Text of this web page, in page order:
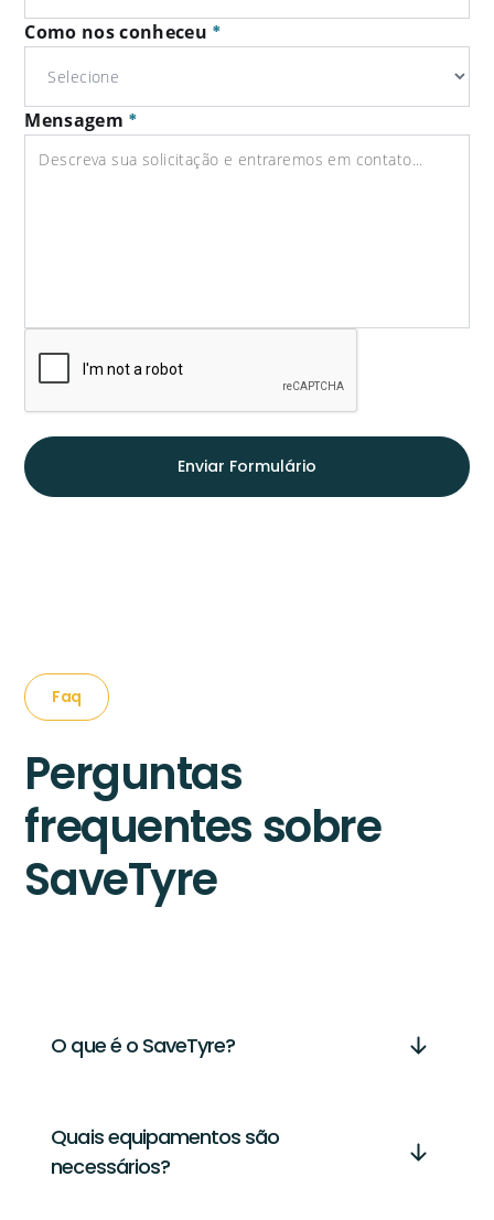
Como nos conheceu *
Mensagem *
Enviar Formulário
Faq
Perguntas
frequentes sobre
SaveTyre
O que é o SaveTyre?
Quais equipamentos são
necessários?